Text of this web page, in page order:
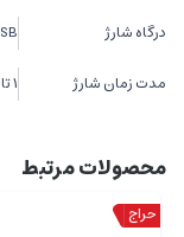
درگاه شارژ
مدت زمان شارژ 1 تا 3 ساعت
محصولات مرتبط